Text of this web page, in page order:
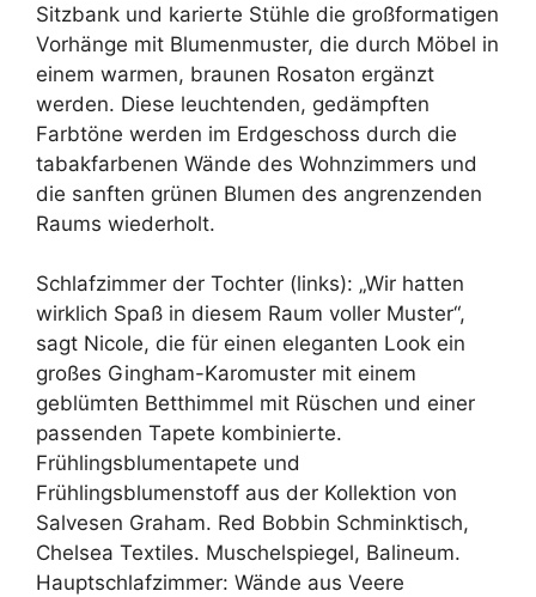
Sitzbank und karierte Stühle die großformatigen
Vorhänge mit Blumenmuster, die durch Möbel in
einem warmen, braunen Rosaton ergänzt
werden. Diese leuchtenden, gedämpften
Farbtöne werden im Erdgeschoss durch die
tabakfarbenen Wände des Wohnzimmers und
die sanften grünen Blumen des angrenzenden
Raums wiederholt.
Schlafzimmer der Tochter (links): „Wir hatten
wirklich Spaß in diesem Raum voller Muster“,
sagt Nicole, die für einen eleganten Look ein
großes Gingham-Karomuster mit einem
geblümten Betthimmel mit Rüschen und einer
passenden Tapete kombinierte.
Frühlingsblumentapete und
Frühlingsblumenstoff aus der Kollektion von
Salvesen Graham. Red Bobbin Schminktisch,
Chelsea Textiles. Muschelspiegel, Balineum.
Hauptschlafzimmer: Wände aus Veere